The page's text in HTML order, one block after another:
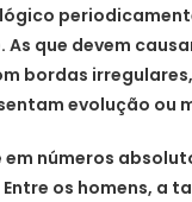
As que devem
bordas
evolução ou
em números
os homens, a